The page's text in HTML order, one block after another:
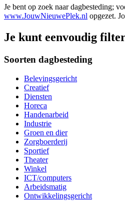
Je bent op zoek naar dagbesteding;
www.JouwNieuwePlek.nl opgezet.
Je kunt eenvoudig
Soorten dagbesteding
Belevingsgericht
Creatief
Diensten
Horeca
Handenarbeid
Industrie
Groen en dier
Zorgboerderij
Sportief
Theater
Winkel
ICT/computers
Arbeidsmatig
Ontwikkelingsgericht